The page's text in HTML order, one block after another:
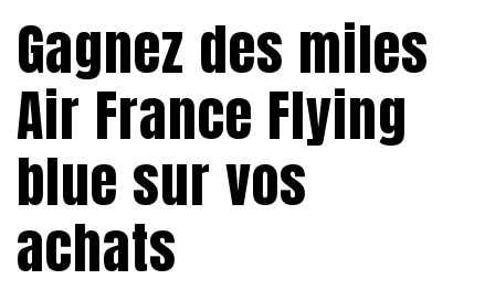
Gagnez des miles
Air France Flying
blue sur vos
achats